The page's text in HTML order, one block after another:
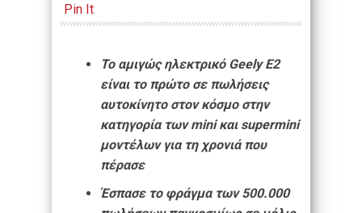
Pin It
Το αμιγώς ηλεκτρικό Geely E2
είναι το πρώτο σε πωλήσεις
αυτοκίνητο στον κόσμο στην
κατηγορία των mini και supermini
μοντέλων για τη χρονιά που
πέρασε
Έσπασε το φράγμα των 500.000